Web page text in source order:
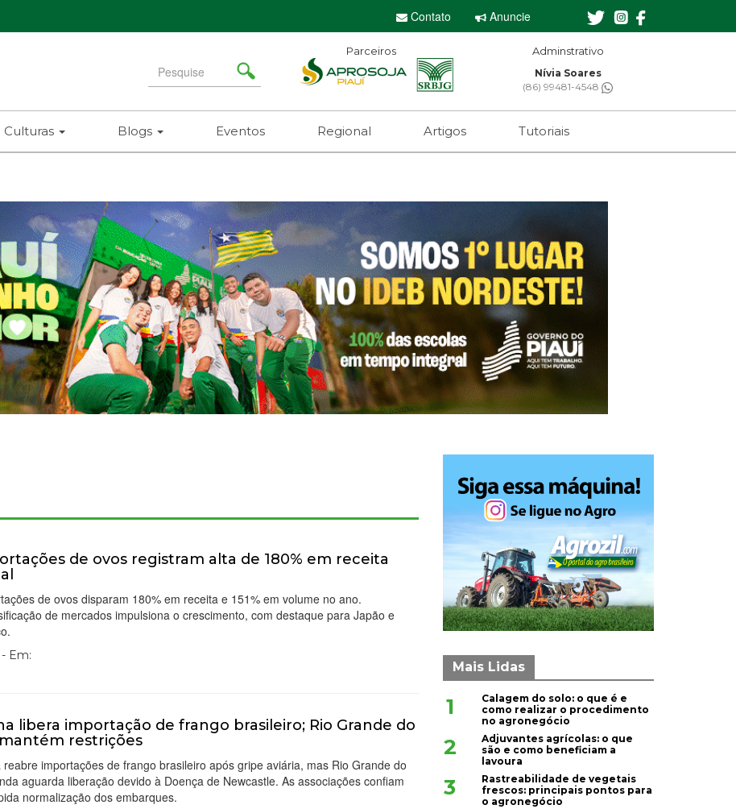
Contato Anuncie
Search
for
Parceiros Editor-chefe
Sebastian Eugênio
(61) 99650-2473
Culturas Blogs Eventos Regional Artigos Tutoriais
de ovos registram alta de 180% em receita
de ovos disparam 180% em receita e 151% em volume no ano.
de mercados impulsiona o crescimento, com destaque para Japão e
- Em:
libera importação de frango brasileiro; Rio Grande do
restrições
reabre importações de frango brasileiro após gripe aviária, mas Rio Grande do
aguarda liberação devido à Doença de Newcastle. As associações confiam
normalização dos embarques.
Mais Lidas
1
Calagem do solo: o que é e
como realizar o procedimento
no agronegócio
2
Adjuvantes agrícolas: o que
são e como beneficiam a
lavoura
3
Rastreabilidade de vegetais
frescos: principais pontos para
o agronegócio